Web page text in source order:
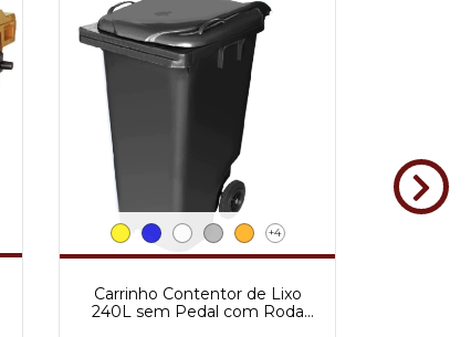
+4
Carrinho Contentor de Lixo
240L sem Pedal com Roda